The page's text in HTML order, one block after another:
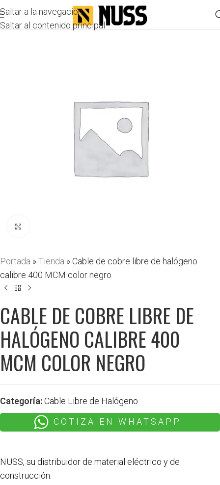
Saltar a la navegación
Saltar al contenido principal
Portada »Tienda »Cable de cobre libre de halógeno
calibre 400 MCM color negro
CABLE DE COBRE LIBRE DE
HALÓGENO CALIBRE 400
MCM COLOR NEGRO
Categoría:Cable Libre de Halógeno
COTIZA EN WHATSAPP
NUSS, su distribuidor de material eléctrico y de
construcción.